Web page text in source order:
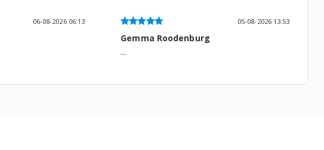
05-08-2026 13:53 05-08-2026 14:52
Niek De Groot
Gewoon prima....